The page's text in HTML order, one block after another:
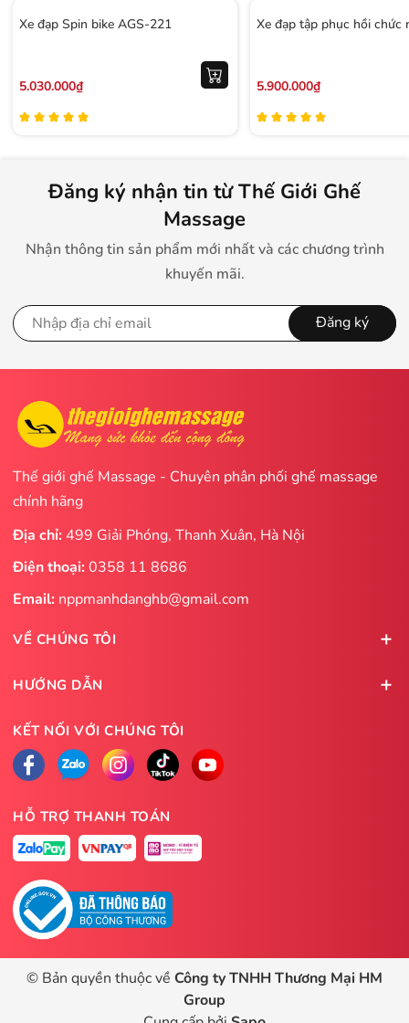
Xe đạp Spin bike AGS-221
5.030.000₫
Xe đạp tập phục hồi chức
5.900.000₫
Đăng ký nhận tin từ Thế Giới Ghế
Massage
Nhận thông tin sản phẩm mới nhất và các chương trình
khuyến mãi.
Đăng ký
Thế giới ghế Massage - Chuyên phân phối ghế massage
chính hãng
Địa chỉ: 499 Giải Phóng, Thanh Xuân, Hà Nội
Điện thoại:0358 11 8686
Email: nppmanhdanghb@gmail.com
VỀ CHÚNG TÔI
HƯỚNG DẪN
KẾT NỐI VỚI CHÚNG TÔI
HỖ TRỢ THANH TOÁN
© Bản quyền thuộc về Công ty TNHH Thương Mại HM
Group